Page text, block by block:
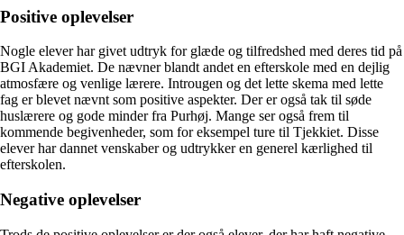
Positive oplevelser
Nogle elever har givet udtryk for glæde og tilfredshed med deres tid på
BGI Akademiet. De nævner blandt andet en efterskole med en dejlig
atmosfære og venlige lærere. Introugen og det lette skema med lette
fag er blevet nævnt som positive aspekter. Der er også tak til søde
huslærere og gode minder fra Purhøj. Mange ser også frem til
kommende begivenheder, som for eksempel ture til Tjekkiet. Disse
elever har dannet venskaber og udtrykker en generel kærlighed til
efterskolen.
Negative oplevelser